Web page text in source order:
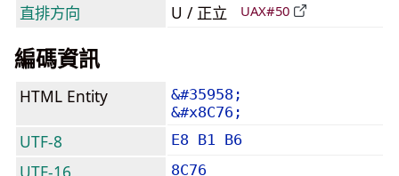
直排方向 U / 正立 UAX#50
編碼資訊
HTML Entity
&#35958;
&#x8C76;
UTF-8 E8 B1 B6
UTF-16 8C76